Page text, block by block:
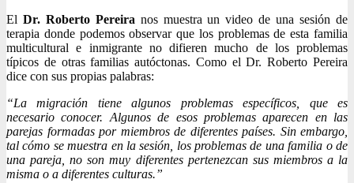
El Dr. Roberto Pereira nos muestra un video de una sesión de
terapia donde podemos observar que los problemas de esta familia
multicultural e inmigrante no difieren mucho de los problemas
típicos de otras familias autóctonas. Como el Dr. Roberto Pereira
dice con sus propias palabras:
“La migración tiene algunos problemas específicos, que es
necesario conocer. Algunos de esos problemas aparecen en las
parejas formadas por miembros de diferentes países. Sin embargo,
tal cómo se muestra en la sesión, los problemas de una familia o de
una pareja, no son muy diferentes pertenezcan sus miembros a la
misma o a diferentes culturas.”